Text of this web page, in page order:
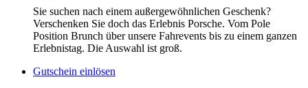
Sie suchen nach einem außergewöhnlichen Geschenk?
Verschenken Sie doch das Erlebnis Porsche. Vom Pole
Position Brunch über unsere Fahrevents bis zu einem ganzen
Erlebnistag. Die Auswahl ist groß.
Gutschein einlösen